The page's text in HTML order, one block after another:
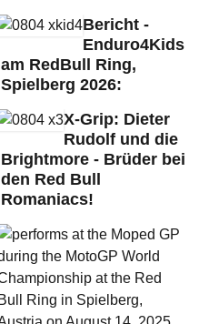
Bericht -
Enduro4Kids
am RedBull Ring,
Spielberg 2026:
X-Grip: Dieter
Rudolf und die
Brightmore - Brüder bei
den Red Bull
Romaniacs!